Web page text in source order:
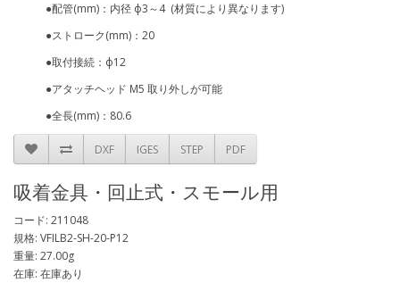
●配管(mm)：内径 ф3～4 (材質により異なります)
●ストローク(mm)：20
●取付接続：ф12
●アタッチヘッド M5 取り外しが可能
●全長(mm)：80.6
DXF IGES STEP PDF
吸着金具・回止式・スモール用
コード: 211048
規格: VFILB2-SH-20-P12
重量: 27.00g
在庫: 在庫あり